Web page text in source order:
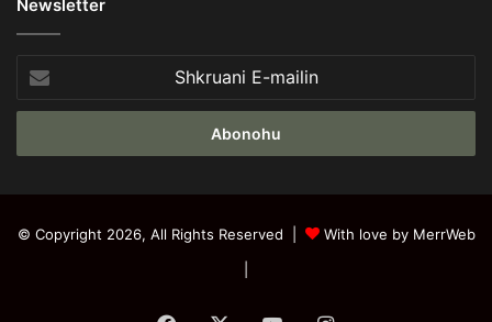
Newsletter
E-
mailin
© Copyright 2026, All Rights Reserved |
With love by MerrWeb